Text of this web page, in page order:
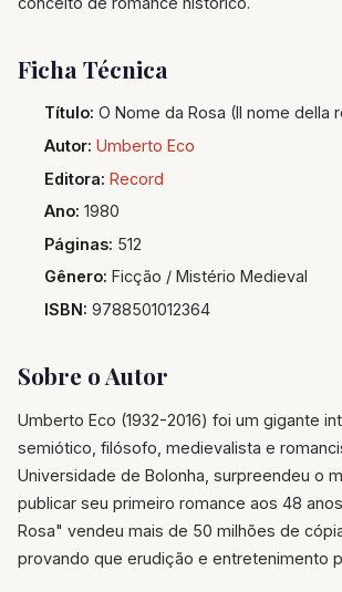
Ficha Técnica
Título: O Nome da Rosa (Il nome della
Autor: Umberto Eco
Editora: Record
Ano: 1980
Páginas: 512
Gênero: Ficção / Mistério Medieval
ISBN: 9788501012364
Sobre o Autor
Umberto Eco (1932-2016) foi um gigante
semiótico, filósofo, medievalista e
Universidade de Bolonha, surpreendeu o
publicar seu primeiro romance aos 48
Rosa" vendeu mais de 50 milhões de
provando que erudição e entretenimento